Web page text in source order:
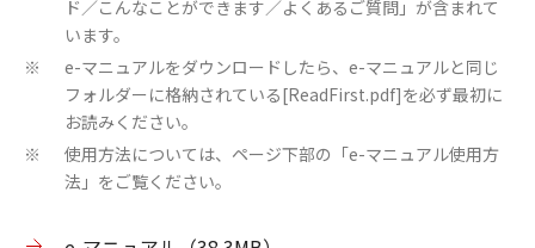
ド／こんなことができます／よくあるご質問」が含まれて
います。
※
e-マニュアルをダウンロードしたら、e-マニュアルと同じ
フォルダーに格納されている[ReadFirst.pdf]を必ず最初に
お読みください。
※
使用方法については、ページ下部の「e-マニュアル使用方
法」をご覧ください。